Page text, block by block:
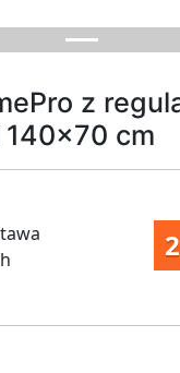
z
cm